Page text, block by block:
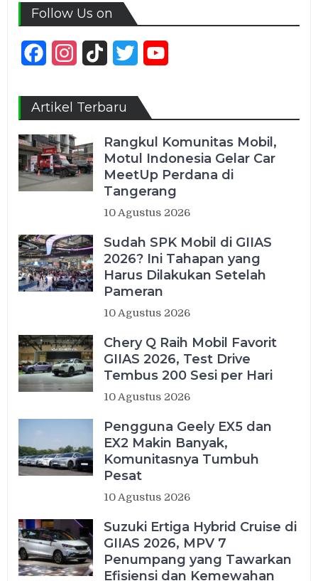
Follow Us on
FacebookInstagram
TikTok Twitter
Artikel Terbaru
Rangkul Komunitas Mobil,
Motul Indonesia Gelar Car
MeetUp Perdana di
Tangerang
10 Agustus 2026
Sudah SPK Mobil di GIIAS
2026? Ini Tahapan yang
Harus Dilakukan Setelah
Pameran
10 Agustus 2026
Chery Q Raih Mobil Favorit
GIIAS 2026, Test Drive
Tembus 200 Sesi per Hari
10 Agustus 2026
Pengguna Geely EX5 dan
EX2 Makin Banyak,
Komunitasnya Tumbuh
Pesat
10 Agustus 2026
Suzuki Ertiga Hybrid Cruise di
GIIAS 2026, MPV 7
Penumpang yang Tawarkan
Efisiensi dan Kemewahan